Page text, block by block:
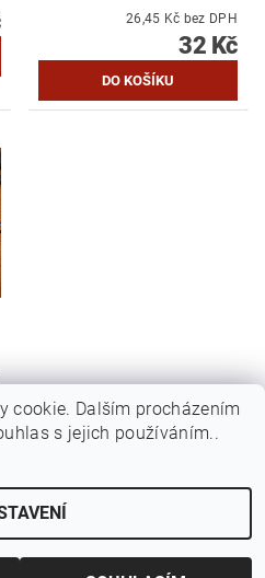
26,45 Kč bez DPH
32 Kč
vyhrazenaUpravit nastavení cookies
cookie. Dalším procházením
s jejich používáním..